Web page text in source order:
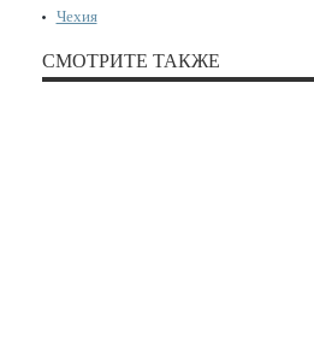
Чехия
СМОТРИТЕ ТАКЖЕ